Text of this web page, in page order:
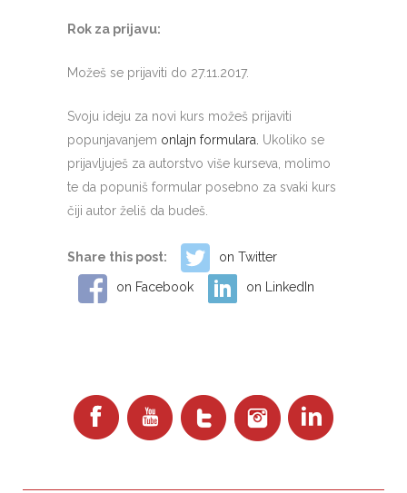
Rok za prijavu:
Možeš se prijaviti do 27.11.2017.
Svoju ideju za novi kurs možeš prijaviti
popunjavanjem onlajn formulara. Ukoliko se
prijavljuješ za autorstvo više kurseva, molimo
te da popuniš formular posebno za svaki kurs
čiji autor želiš da budeš.
Share this post: on Twitter
on Facebook on LinkedIn